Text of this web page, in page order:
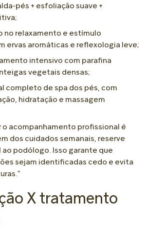
pés + esfoliação suave +
no relaxamento e estímulo
ervas aromáticas e reflexologia leve;
intensivo com parafina
vegetais densas;
completo de spa dos pés, com
hidratação e massagem
o acompanhamento profissional é
dos cuidados semanais, reserve
ao podólogo. Isso garante que
sejam identificadas cedo e evita
X tratamento